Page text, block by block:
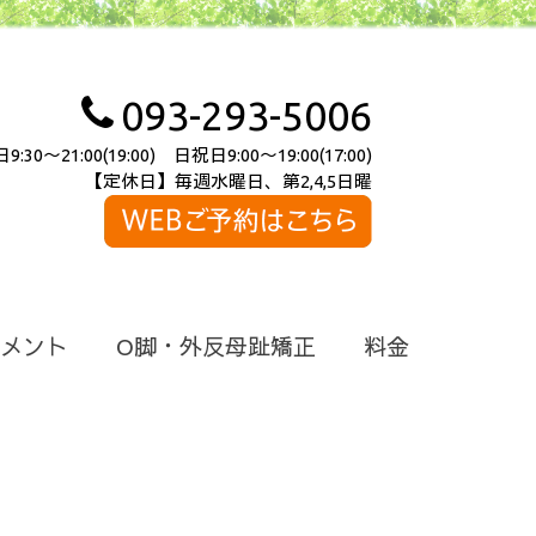
093-293-5006
9:30～21:00(19:00) 日祝日9:00～19:00(17:00)
【定休日】毎週水曜日、第2,4,5日曜
ント O脚・外反母趾矯正 料金